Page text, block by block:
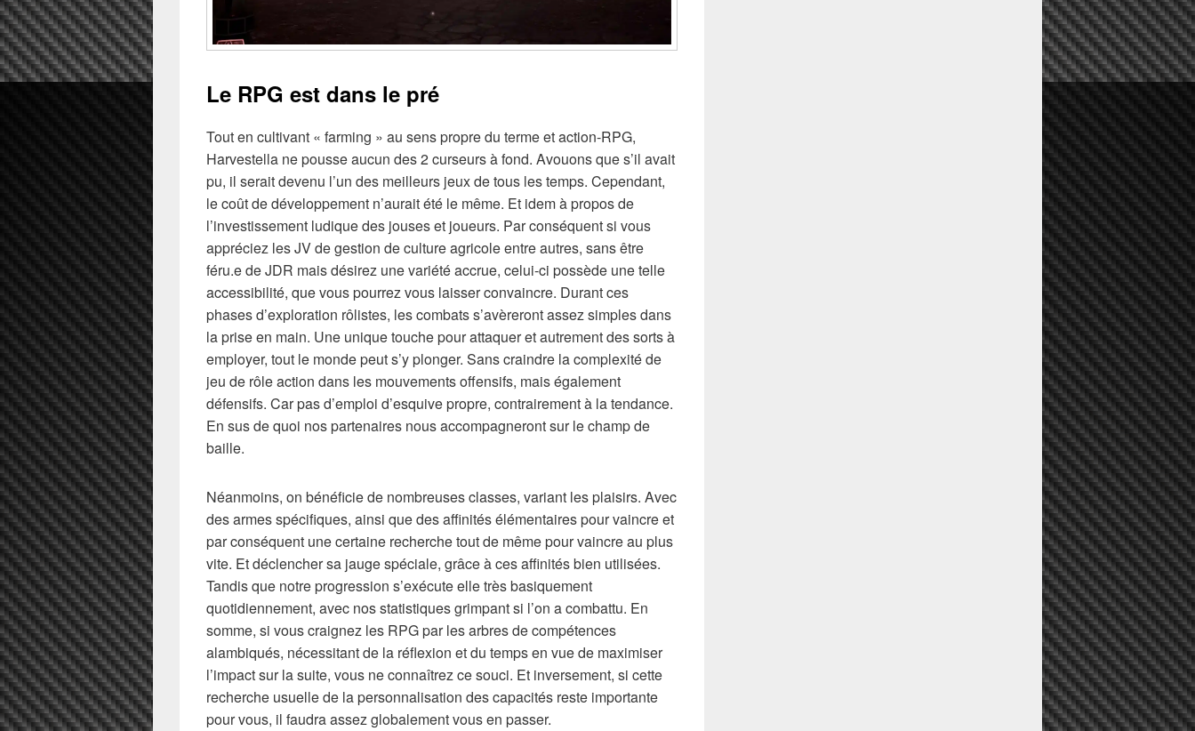
Le RPG est dans le pré
Tout en cultivant « farming » au sens propre du terme et action-RPG,
Harvestella ne pousse aucun des 2 curseurs à fond. Avouons que s’il avait
pu, il serait devenu l’un des meilleurs jeux de tous les temps. Cependant,
le coût de développement n’aurait été le même. Et idem à propos de
l’investissement ludique des jouses et joueurs. Par conséquent si vous
appréciez les JV de gestion de culture agricole entre autres, sans être
féru.e de JDR mais désirez une variété accrue, celui-ci possède une telle
accessibilité, que vous pourrez vous laisser convaincre. Durant ces
phases d’exploration rôlistes, les combats s’avèreront assez simples dans
la prise en main. Une unique touche pour attaquer et autrement des sorts à
employer, tout le monde peut s’y plonger. Sans craindre la complexité de
jeu de rôle action dans les mouvements offensifs, mais également
défensifs. Car pas d’emploi d’esquive propre, contrairement à la tendance.
En sus de quoi nos partenaires nous accompagneront sur le champ de
baille.
Néanmoins, on bénéficie de nombreuses classes, variant les plaisirs. Avec
des armes spécifiques, ainsi que des affinités élémentaires pour vaincre et
par conséquent une certaine recherche tout de même pour vaincre au plus
vite. Et déclencher sa jauge spéciale, grâce à ces affinités bien utilisées.
Tandis que notre progression s’exécute elle très basiquement
quotidiennement, avec nos statistiques grimpant si l’on a combattu. En
somme, si vous craignez les RPG par les arbres de compétences
alambiqués, nécessitant de la réflexion et du temps en vue de maximiser
l’impact sur la suite, vous ne connaîtrez ce souci. Et inversement, si cette
recherche usuelle de la personnalisation des capacités reste importante
pour vous, il faudra assez globalement vous en passer.